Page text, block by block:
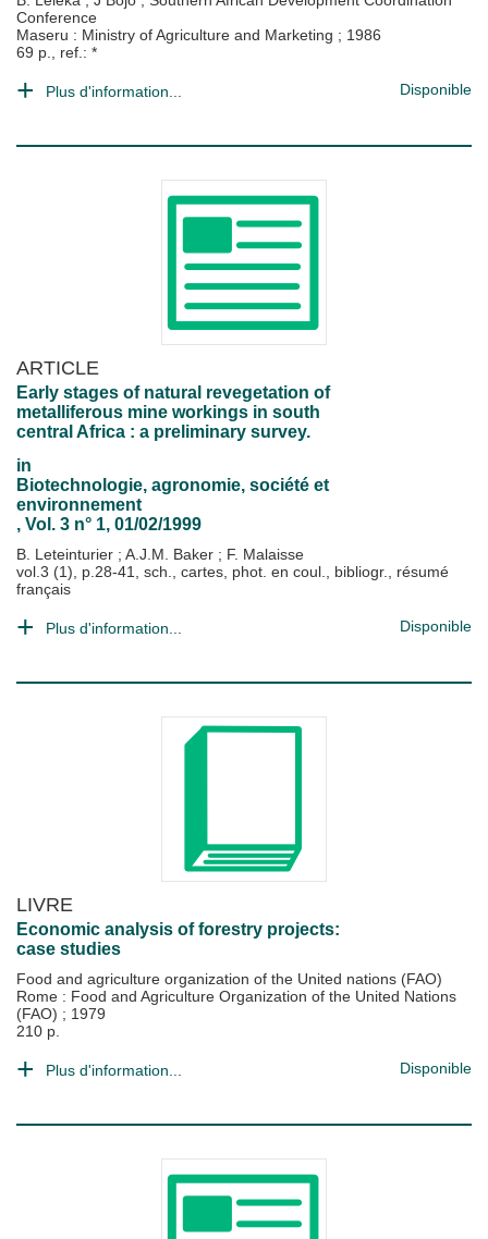
Conference
Maseru : Ministry of Agriculture and Marketing ; 1986
69 p., ref.: *
Plus d'information... Disponible
ARTICLE
Early stages of natural revegetation of
metalliferous mine workings in south
central Africa : a preliminary survey.
in
Biotechnologie, agronomie, société et
environnement
, Vol. 3 n° 1, 01/02/1999
B. Leteinturier ; A.J.M. Baker ; F. Malaisse
vol.3 (1), p.28-41, sch., cartes, phot. en coul., bibliogr., résumé
français
Plus d'information... Disponible
LIVRE
Economic analysis of forestry projects:
case studies
Food and agriculture organization of the United nations (FAO)
Rome : Food and Agriculture Organization of the United Nations
(FAO) ; 1979
210 p.
Plus d'information... Disponible